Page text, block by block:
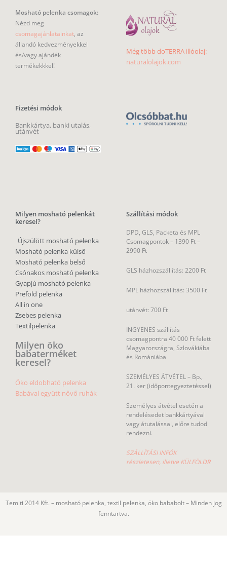
Mosható pelenka csomagok:
Nézd meg
csomagajánlatainkat, az
állandó kedvezményekkel
és/vagy ajándék
termékekkkel!
Fizetési módok
Bankkártya, banki utalás,
utánvét
Még több doTERRA illóolaj:
naturalolajok.com
Milyen mosható pelenkát
keresel?
Újszülött mosható pelenka
Mosható pelenka külső
Mosható pelenka belső
Csónakos mosható pelenka
Gyapjú mosható pelenka
Prefold pelenka
All in one
Zsebes pelenka
Textilpelenka
Milyen öko
babaterméket
keresel?
Öko eldobható pelenka
Babával együtt nővő ruhák
Szállítási módok
DPD, GLS, Packeta és MPL
Csomagpontok – 1390 Ft –
2990 Ft
GLS házhozszállítás: 2200 Ft
MPL házhozszállítás: 3500 Ft
utánvét: 700 Ft
INGYENES szállítás
csomagpontra 40 000 Ft felett
Magyarországra, Szlovákiába
és Romániába
SZEMÉLYES ÁTVÉTEL – Bp.,
21. ker (időpontegyeztetéssel)
Személyes átvétel esetén a
rendelésedet bankkártyával
vagy átutalással, előre tudod
rendezni.
SZÁLLÍTÁSI INFÓK
részletesen, illetve KÜLFÖLDR
Temiti 2014 Kft. – mosható pelenka, textil pelenka, öko bababolt – Minden jog
fenntartva.